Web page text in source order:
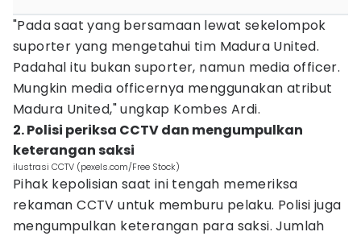
"Pada saat yang bersamaan lewat sekelompok
suporter yang mengetahui tim Madura United.
Padahal itu bukan suporter, namun media officer.
Mungkin media officernya menggunakan atribut
Madura United," ungkap Kombes Ardi.
2. Polisi periksa CCTV dan mengumpulkan
keterangan saksi
ilustrasi CCTV (pexels.com/Free Stock)
Pihak kepolisian saat ini tengah memeriksa
rekaman CCTV untuk memburu pelaku. Polisi juga
mengumpulkan keterangan para saksi. Jumlah